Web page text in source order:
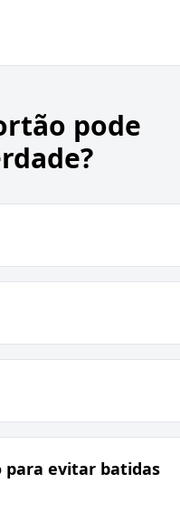
pode
para evitar batidas